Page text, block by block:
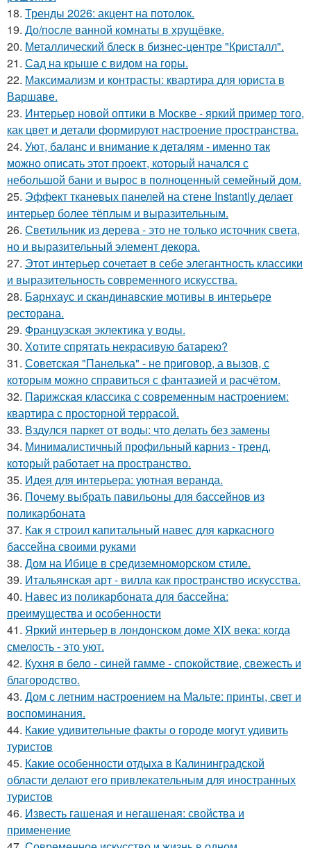
18. Тренды 2026: акцент на потолок.
19. До/после ванной комнаты в хрущёвке.
20. Металлический блеск в бизнес-центре "Кристалл".
21. Сад на крыше с видом на горы.
22. Максимализм и контрасты: квартира для юриста в
Варшаве.
23. Интерьер новой оптики в Москве - яркий пример того,
как цвет и детали формируют настроение пространства.
24. Уют, баланс и внимание к деталям - именно так
можно описать этот проект, который начался с
небольшой бани и вырос в полноценный семейный дом.
25. Эффект тканевых панелей на стене Instantly делает
интерьер более тёплым и выразительным.
26. Светильник из дерева - это не только источник света,
но и выразительный элемент декора.
27. Этот интерьер сочетает в себе элегантность классики
и выразительность современного искусства.
28. Барнхаус и скандинавские мотивы в интерьере
ресторана.
29. Французская эклектика у воды.
30. Хотите спрятать некрасивую батарею?
31. Советская "Панелька" - не приговор, а вызов, с
которым можно справиться с фантазией и расчётом.
32. Парижская классика с современным настроением:
квартира с просторной террасой.
33. Вздулся паркет от воды: что делать без замены
34. Минималистичный профильный карниз - тренд,
который работает на пространство.
35. Идея для интерьера: уютная веранда.
36. Почему выбрать павильоны для бассейнов из
поликарбоната
37. Как я строил капитальный навес для каркасного
бассейна своими руками
38. Дом на Ибице в средиземноморском стиле.
39. Итальянская арт - вилла как пространство искусства.
40. Навес из поликарбоната для бассейна:
преимущества и особенности
41. Яркий интерьер в лондонском доме XIX века: когда
смелость - это уют.
42. Кухня в бело - синей гамме - спокойствие, свежесть и
благородство.
43. Дом с летним настроением на Мальте: принты, свет и
воспоминания.
44. Какие удивительные факты о городе могут удивить
туристов
45. Какие особенности отдыха в Калининградской
области делают его привлекательным для иностранных
туристов
46. Известь гашеная и негашеная: свойства и
применение